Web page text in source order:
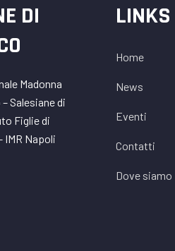
DI
Madonna
Salesiane di
Figlie di
IMR Napoli
LINKS
Home
News
Eventi
Contatti
Dove siamo